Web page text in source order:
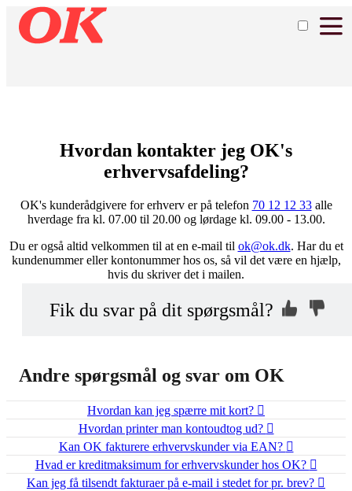
Hvordan kontakter jeg OK's
erhvervsafdeling?
OK's kunderådgivere for erhverv er på telefon 70 12 12 33alle
hverdage fra kl. 07.00 til 20.00 og lørdage kl. 09.00 - 13.00.
Du er også altid velkommen til at en e-mail til ok@ok.dk. Har du et
kundenummer eller kontonummer hos os, så vil det være en hjælp,
hvis du skriver det i mailen.
Fik du svar på dit spørgsmål?
Hvorfor ikke?
Kontakt os, så
vi kan hjælpe dig
Andre spørgsmål og svar om OK
Hvordan kan jeg spærre mit kort?
Hvordan printer man kontoudtog ud?
Kan OK fakturere erhvervskunder via EAN?
Hvad er kreditmaksimum for erhvervskunder hos OK?
Kan jeg få tilsendt fakturaer på e-mail i stedet for pr. brev?